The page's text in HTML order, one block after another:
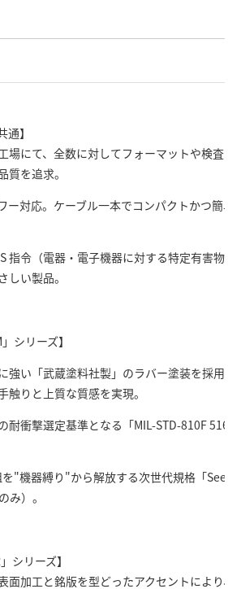
通】
場にて、全数に対してフォーマットや検査を
質を追求。
ー対応。ケーブル一本でコンパクトかつ簡単
指令（電器・電子機器に対する特定有害物
しい製品。
シリーズ】
強い「武蔵塗料社製」のラバー塗装を採用し
触りと上質な質感を実現。
耐衝撃選定基準となる「MIL-STD-810F
"機器縛り"から解放する次世代規格「
み）。
シリーズ】
加工と銘版を型どったアクセントにより、